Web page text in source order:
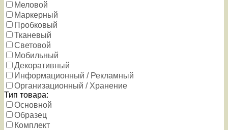
Меловой
Маркерный
Пробковый
Тканевый
Световой
Мобильный
Декоративный
Информационный / Рекламный
Организационный / Хранение
Тип товара:
Основной
Образец
Комплект